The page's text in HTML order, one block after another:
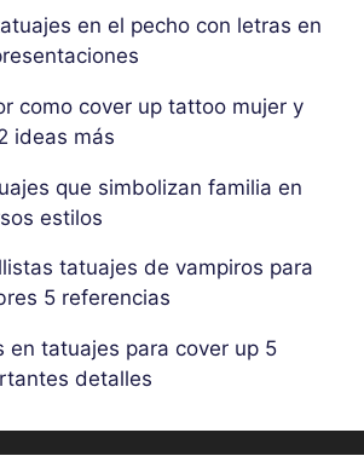
en el pecho con letras en
como cover up tattoo mujer y
ideas más
que simbolizan familia en
estilos
tatuajes de vampiros para
5 referencias
en tatuajes para cover up 5
detalles